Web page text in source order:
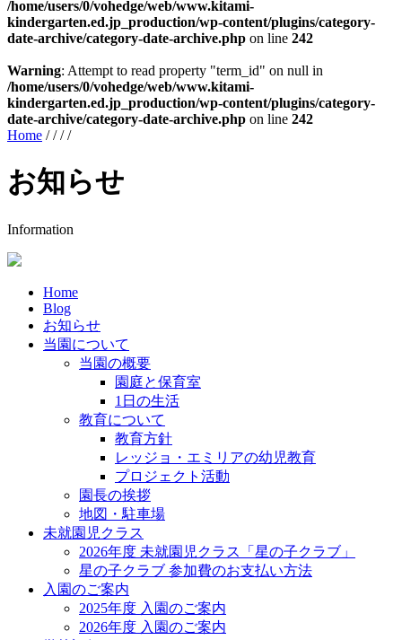
/home/users/0/vohedge/web/www.kitami-
kindergarten.ed.jp_production/wp-content/plugins/category-
date-archive/category-date-archive.php on line 242
Warning: Attempt to read property "term_id" on null in
/home/users/0/vohedge/web/www.kitami-
kindergarten.ed.jp_production/wp-content/plugins/category-
date-archive/category-date-archive.php on line 242
Home ////
お知らせ
Information
Home
Blog
お知らせ
当園について
当園の概要
園庭と保育室
1日の生活
教育について
教育方針
レッジョ・エミリアの幼児教育
プロジェクト活動
園長の挨拶
地図・駐車場
未就園児クラス
2026年度 未就園児クラス「星の子クラブ」
星の子クラブ 参加費のお支払い方法
入園のご案内
2025年度 入園のご案内
2026年度 入園のご案内